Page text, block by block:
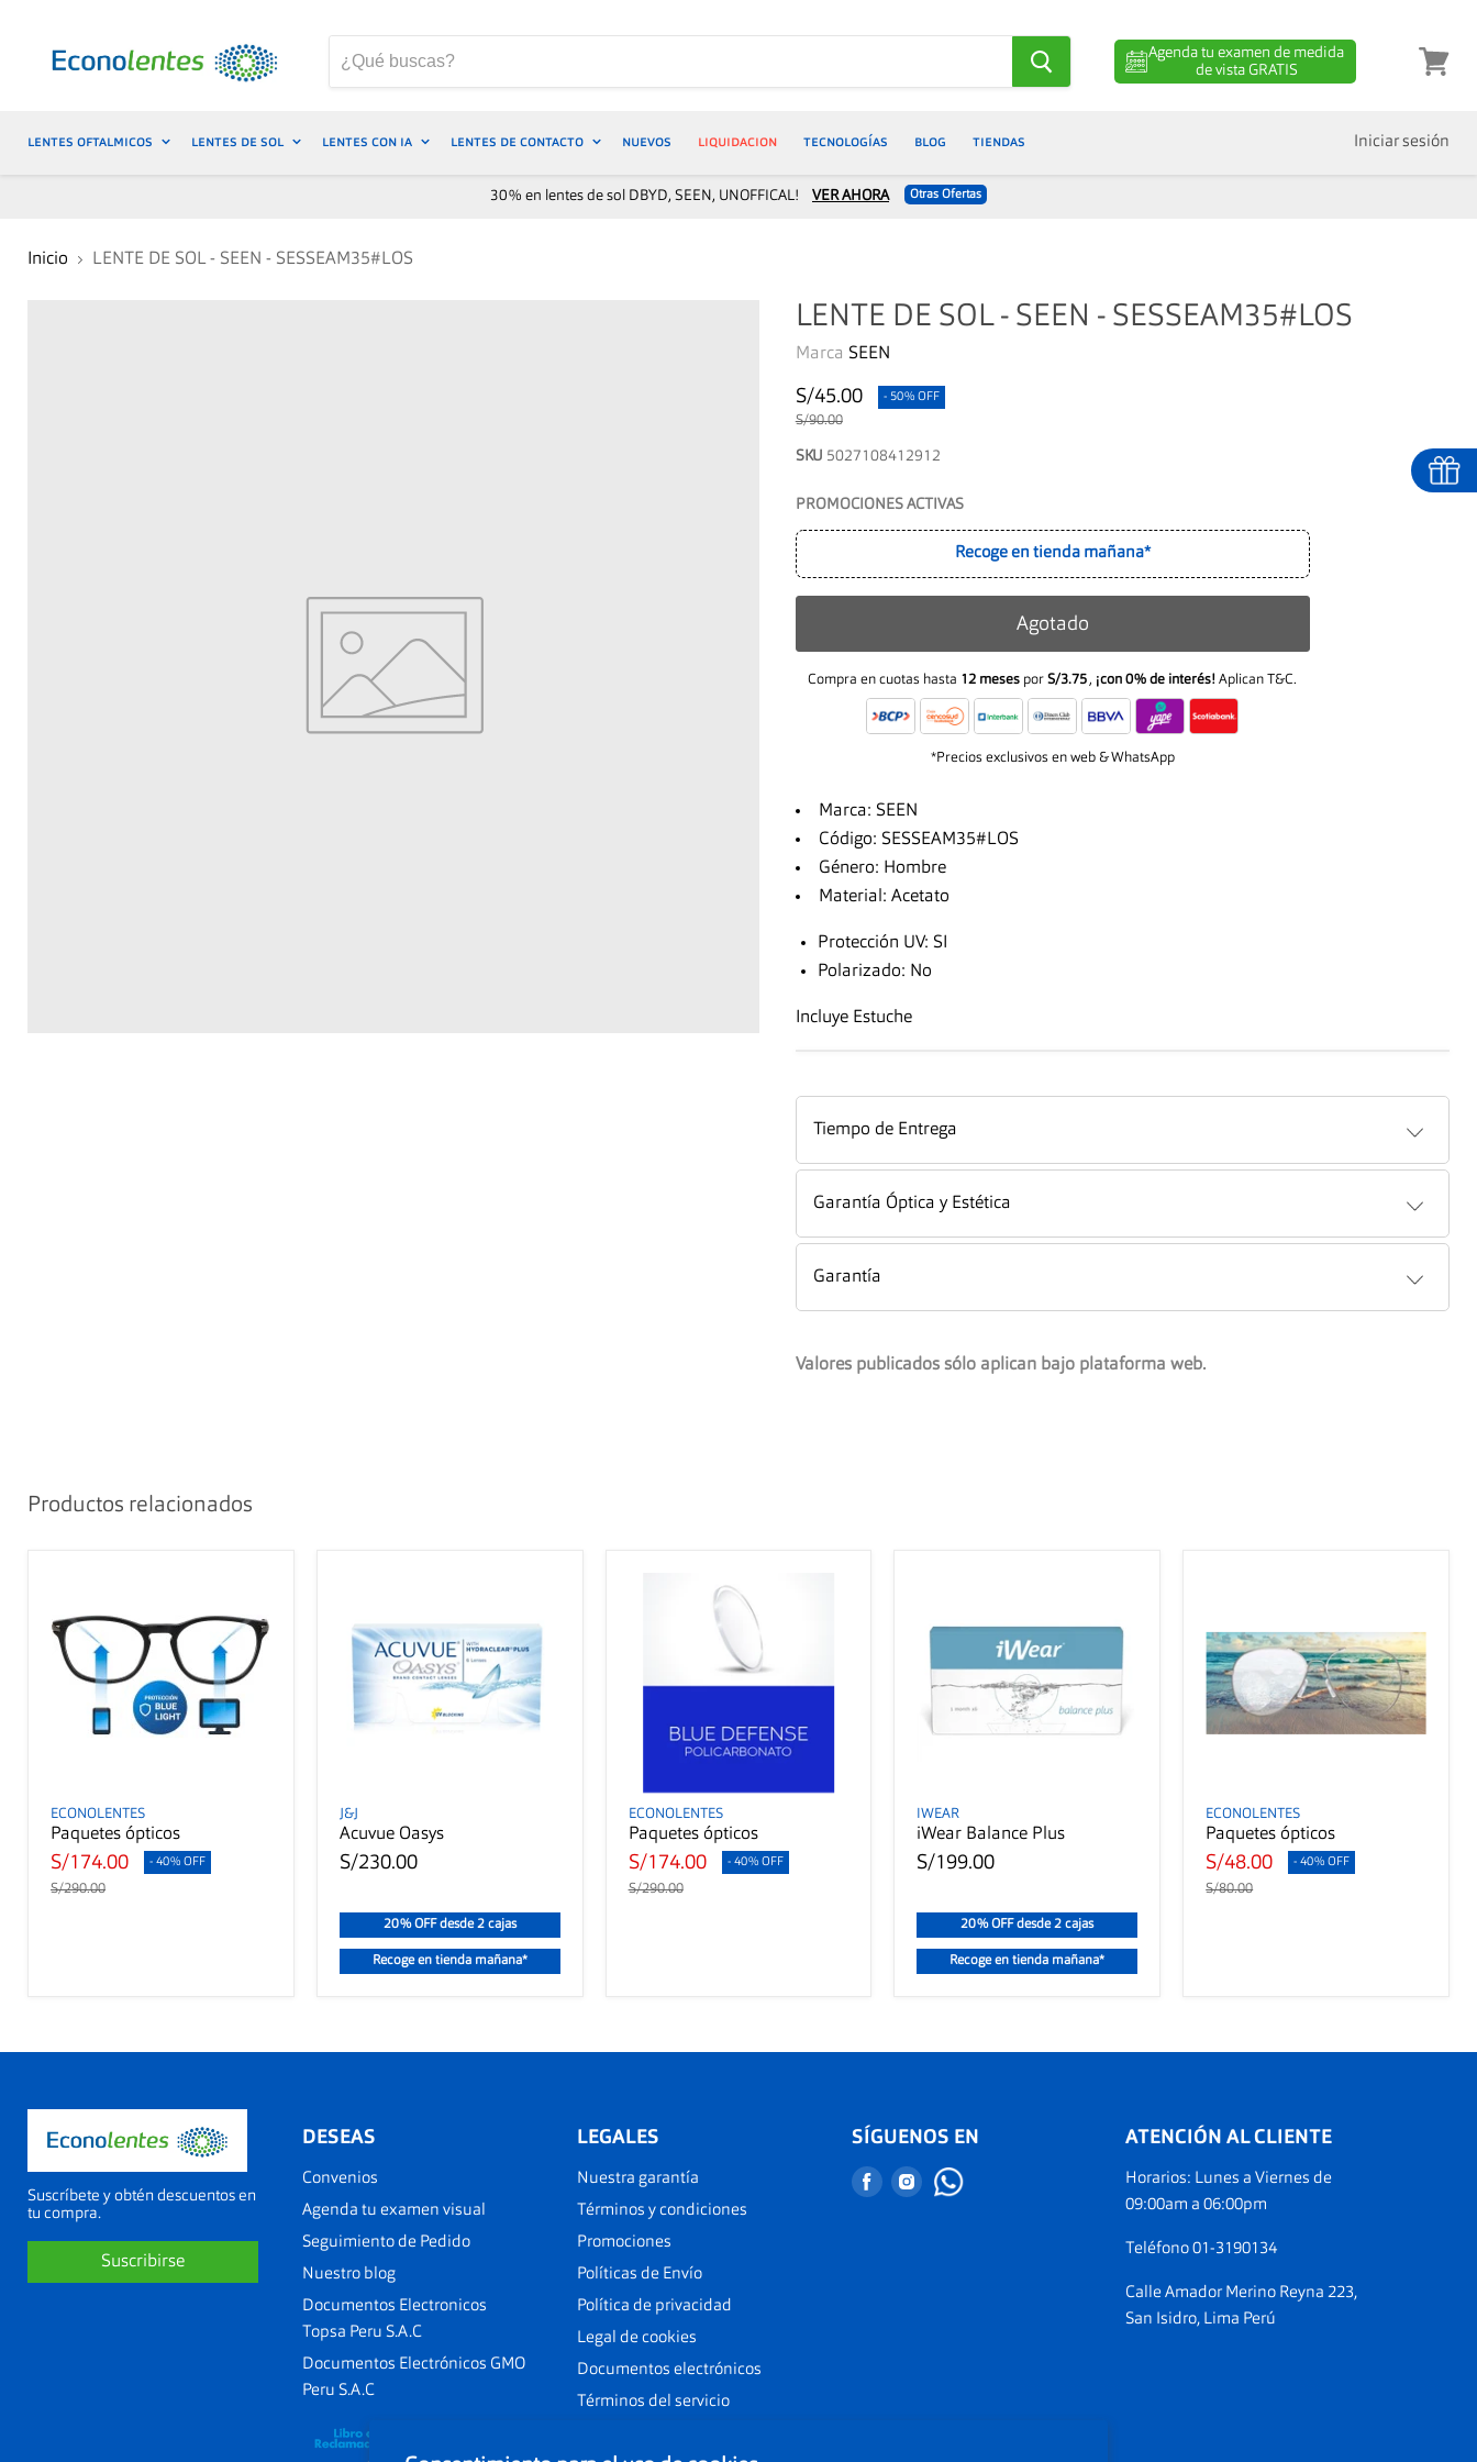
Agenda tu examen de medida
de vista GRATIS
LENTES OFTALMICOS LENTES DE SOL LENTES CON IA LENTES DE CONTACTO NUEVOS LIQUIDACION TECNOLOGÍAS BLOG TIENDAS Iniciar sesión
30% en lentes de sol DBYD, SEEN, UNOFFICAL! VER AHORA Otras Ofertas
Inicio LENTE DE SOL - SEEN - SESSEAM35#LOS
LENTE DE SOL - SEEN - SESSEAM35#LOS
Marca SEEN
S/45.00 - 50% OFF
S/90.00
SKU 5027108412912
PROMOCIONES ACTIVAS
Recoge en tienda mañana*
Agotado
Compra en cuotas hasta 12 meses porS/3.75 , ¡con 0% de interés! Aplican T&C.
*Precios exclusivos en web & WhatsApp
Marca: SEEN
Código: SESSEAM35#LOS
Género: Hombre
Material: Acetato
Protección UV: SI
Polarizado: No
Incluye Estuche
Tiempo de Entrega
Garantía Óptica y Estética
Garantía
Valores publicados sólo aplican bajo plataforma web.
Productos relacionados
ECONOLENTES
Paquetes ópticos
S/174.00 - 40% OFF
S/290.00
J&J
Acuvue Oasys
S/230.00
20% OFF desde 2 cajas
Recoge en tienda mañana*
ECONOLENTES
Paquetes ópticos
S/174.00 - 40% OFF
S/290.00
IWEAR
iWear Balance Plus
S/199.00
20% OFF desde 2 cajas
Recoge en tienda mañana*
ECONOLENTES
Paquetes ópticos
S/48.00 - 40% OFF
S/80.00
Suscríbete y obtén descuentos en
tu compra.
Suscribirse
DESEAS
Convenios
Agenda tu examen visual
Seguimiento de Pedido
Nuestro blog
Documentos Electronicos
Topsa Peru S.A.C
Documentos Electrónicos GMO
Peru S.A.C
LEGALES
Nuestra garantía
Términos y condiciones
Promociones
Políticas de Envío
Política de privacidad
Legal de cookies
Documentos electrónicos
Términos del servicio
SÍGUENOS EN
Encuéntranos
Encuéntranos
ATENCIÓN AL CLIENTE
Horarios: Lunes a Viernes de
09:00am a 06:00pm
Teléfono 01-3190134
Calle Amador Merino Reyna 223,
San Isidro, Lima Perú